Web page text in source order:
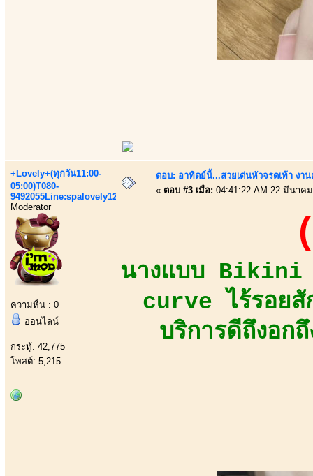
+Lovely+(ทุกวัน11:00-
05:00)T080-
9492055Line:spalovely123
Moderator
ความหื่น : 0
ออนไลน์
กระทู้: 42,775
โพสต์: 5,215
ตอบ: อาทิตย์นี้...สวยเด่นหัวจรดเท้า งา
« ตอบ #3 เมื่อ: 04:41:22 AM 22 มีนาค
นางแบบ Bikini
curve ไร้รอยสั
บริการดีถึงอก